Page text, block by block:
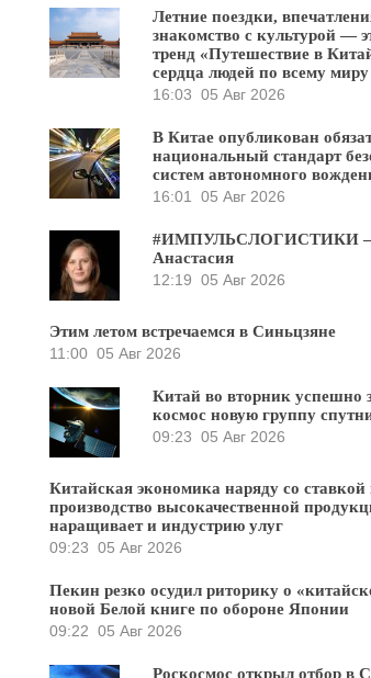
Летние поездки,
знакомство с культурой —
тренд «Путешествие в
сердца людей по всему миру
16:03 05 Авг 2026
В Китае опубликован
национальный стандарт
систем автономного
16:01
05 Авг 2026
#ИМПУЛЬСЛОГИСТИКИ
Анастасия
12:19 05 Авг 2026
Этим летом встречаемся в Синьцзяне
11:00 05 Авг 2026
Китай во вторник успешно
космос новую группу
09:23 05 Авг 2026
Китайская экономика наряду со ставкой
производство высокачественной
наращивает и индустрию улуг
09:23 05 Авг 2026
Пекин резко осудил риторику о
новой Белой книге по обороне Японии
09:22 05 Авг 2026
Роскосмос открыл отбор в